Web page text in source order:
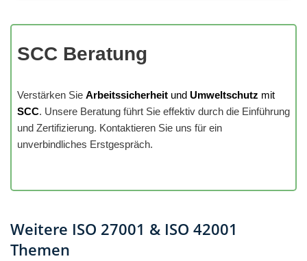
SCC Beratung
Verstärken Sie Arbeitssicherheit und Umweltschutz mit
SCC. Unsere Beratung führt Sie effektiv durch die Einführung
und Zertifizierung. Kontaktieren Sie uns für ein
unverbindliches Erstgespräch.
Weitere ISO 27001 & ISO 42001
Themen